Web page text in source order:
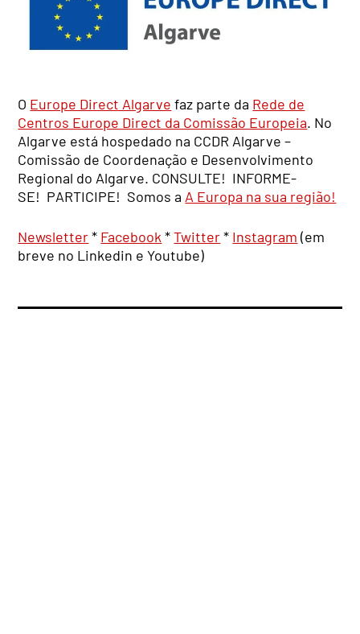
O Europe Direct Algarve faz parte da Rede de
Centros Europe Direct da Comissão Europeia. No
Algarve está hospedado na CCDR Algarve –
Comissão de Coordenação e Desenvolvimento
Regional do Algarve. CONSULTE! INFORME-
SE! PARTICIPE! Somos a A Europa na sua região!
Newsletter* Facebook *Twitter* Instagram (em
breve no Linkedin e Youtube)